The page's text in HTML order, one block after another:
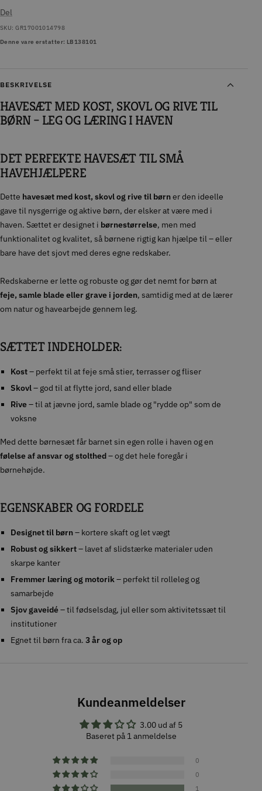
Del
SKU:GR17001014798
Denne vare erstatter: LB138101
BESKRIVELSE
HAVESÆT MED KOST, SKOVL OG RIVE TIL
BØRN – LEG OG LÆRING I HAVEN
DET PERFEKTE HAVESÆT TIL SMÅ
HAVEHJÆLPERE
Dette havesæt med kost, skovl og rive til børner den ideelle
gave til nysgerrige og aktive børn, der elsker at være med i
haven. Sættet er designet i børnestørrelse, men med
funktionalitet og kvalitet, så børnene rigtig kan hjælpe til – eller
bare have det sjovt med deres egne redskaber.
Redskaberne er lette og robuste og gør det nemt for børn at
feje, samle blade eller grave i jorden, samtidig med at de lærer
om natur og havearbejde gennem leg.
SÆTTET INDEHOLDER:
Kost– perfekt til at feje små stier, terrasser og fliser
Skovl– god til at flytte jord, sand eller blade
Rive– til at jævne jord, samle blade og "rydde op" som de
voksne
Med dette børnesæt får barnet sin egen rolle i haven og en
følelse af ansvar og stolthed– og det hele foregår i
børnehøjde.
EGENSKABER OG FORDELE
Designet til børn– kortere skaft og let vægt
Robust og sikkert– lavet af slidstærke materialer uden
skarpe kanter
Fremmer læring og motorik– perfekt til rolleleg og
samarbejde
Sjov gaveidé– til fødselsdag, jul eller som aktivitetssæt til
institutioner
Egnet til børn fra ca. 3 år og op
Kundeanmeldelser
3.00 ud af 5
Baseret på 1 anmeldelse
0
0
1